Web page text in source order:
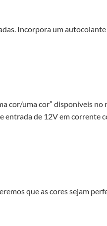
Incorpora um
cor/uma cor” disponíveis no
entrada de 12V em corrente
que as cores sejam